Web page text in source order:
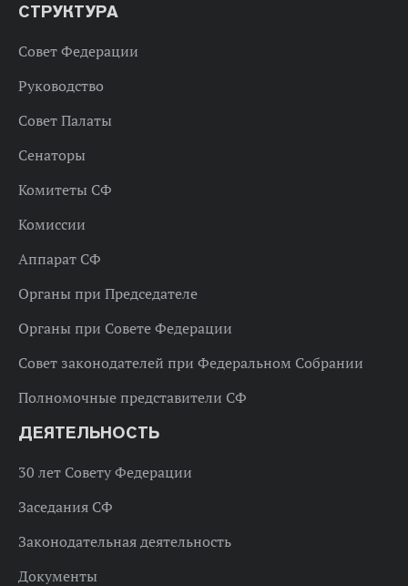
СТРУКТУРА
Совет Федерации
Руководство
Совет Палаты
Сенаторы
Комитеты СФ
Комиссии
Аппарат СФ
Органы при Председателе
Органы при Совете Федерации
Совет законодателей при Федеральном Собрании
Полномочные представители СФ
ДЕЯТЕЛЬНОСТЬ
30 лет Совету Федерации
Заседания СФ
Законодательная деятельность
Документы